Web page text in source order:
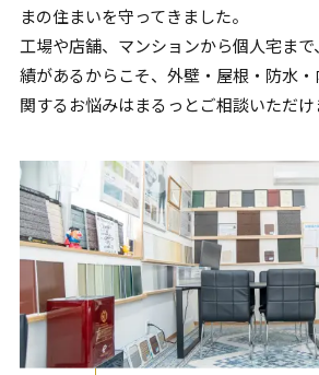
まの住まいを守ってきました。
工場や店舗、マンションから個人宅ま
績があるからこそ、外壁・屋根・防水
関するお悩みはまるっとご相談いただけ